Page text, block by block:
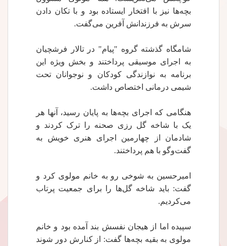
بچه‌ها نیز با افتخار ایستاده بود و با تکان دادن
سرش به فرزندانش آفرین می‌گفت.
شامگاه گذشته گروه "پیام" در تالار فرشچیان
به اجرای موسیقی پرداختند و بخش ویژه این
برنامه به نوازندگی کودکان و نوجوانان تحت
شیمی درمانی اختصاص داشت.
هنگامی که اجرای بچه‌ها به پایان رسید، آنها هر
یک با شاخه گل رزی صحنه را ترک کردند و
شادمان از چهارمین اجرای هنری خویش به
گفت‌وگو با هم پرداختند.
امیرحسین به شوخی رو به خانم مولوی کرد و
گفت: باید شاخه گل‌ها را برای جمعیت پرتاب
می‌کردیم.
سپیده اما از هیجان نفسش بند آمده بود و خانم
مولوی به بقیه بچه‌ها گفت: از کنارش دور شوند